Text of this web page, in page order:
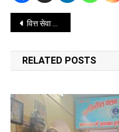
Post
navigation
वित्त सेवा प्रतिष्ठा प्राप्त सेवा है – वित्त मंत्री प्रेमचंद अग्रवाल
RELATED POSTS